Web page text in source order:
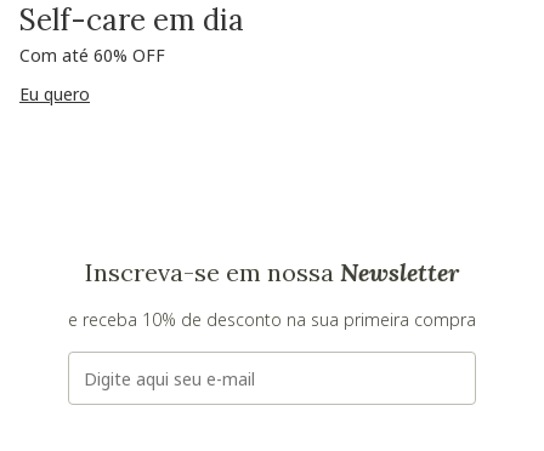
Self-care em dia
Com até 60% OFF
Eu quero
Inscreva-se em nossa Newsletter
e receba 10% de desconto na sua primeira compra
E-mail